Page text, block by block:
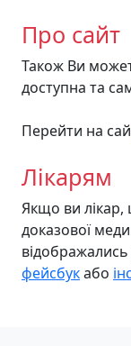
Про сайт
Також Ви
доступна та
Перейти на
Лікарям
Якщо ви
доказової
фейсбукабо